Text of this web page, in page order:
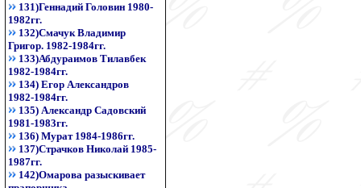
131)Геннадий Головин 1980-
1982гг.
132)Смачук Владимир
Григор. 1982-1984гг.
133)Абдураимов Тилавбек
1982-1984гг.
134) Егор Александров
1982-1984гг.
135) Александр Садовский
1981-1983гг.
136) Мурат 1984-1986гг.
137)Страчков Николай 1985-
1987гг.
142)Омарова разыскивает